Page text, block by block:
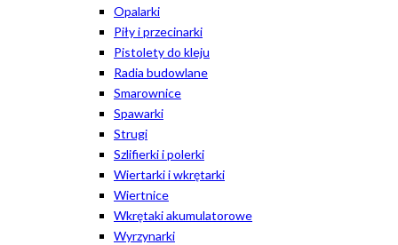
Opalarki
Piły i przecinarki
Pistolety do kleju
Radia budowlane
Smarownice
Spawarki
Strugi
Szlifierki i polerki
Wiertarki i wkrętarki
Wiertnice
Wkrętaki akumulatorowe
Wyrzynarki